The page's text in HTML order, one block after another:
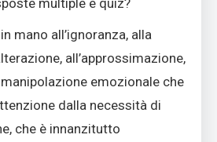
multiple e quiz?
mano all’ignoranza, alla
all’approssimazione,
emozionale che
dalla necessità di
che è innanzitutto